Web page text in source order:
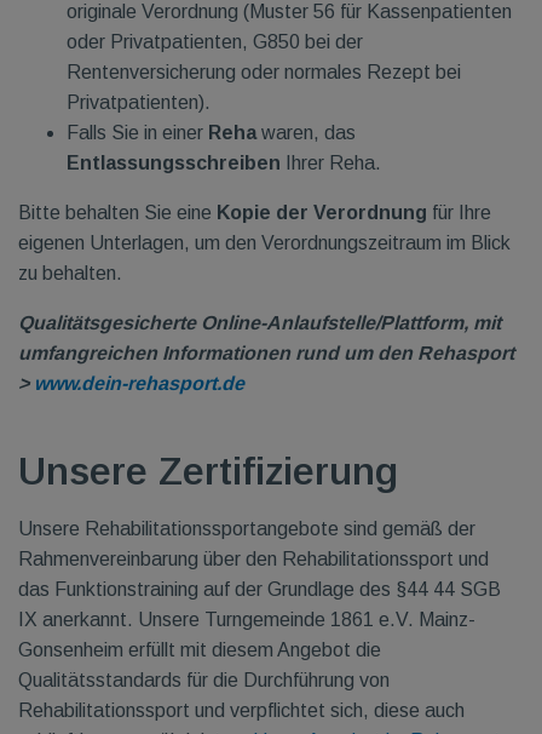
originale Verordnung (Muster 56 für Kassenpatienten
oder Privatpatienten, G850 bei der
Rentenversicherung oder normales Rezept bei
Privatpatienten).
Falls Sie in einer Rehawaren, das
Entlassungsschreiben Ihrer Reha.
Bitte behalten Sie eine Kopie der Verordnung für Ihre
eigenen Unterlagen, um den Verordnungszeitraum im Blick
zu behalten.
Qualitätsgesicherte Online-Anlaufstelle/Plattform, mit
umfangreichen Informationen rund um den Rehasport
> www.dein-rehasport.de
Unsere Zertifizierung
Unsere Rehabilitationssportangebote sind gemäß der
Rahmenvereinbarung über den Rehabilitationssport und
das Funktionstraining auf der Grundlage des §44 44 SGB
IX anerkannt. Unsere Turngemeinde 1861 e.V. Mainz-
Gonsenheim erfüllt mit diesem Angebot die
Qualitätsstandards für die Durchführung von
Rehabilitationssport und verpflichtet sich, diese auch